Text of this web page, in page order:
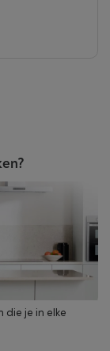
die je in elke